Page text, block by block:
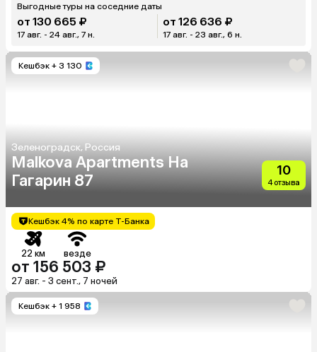
Выгодные туры на соседние даты
от 130 665 ₽
17 авг. - 24 авг., 7 н.
от 126 636 ₽
17 авг. - 23 авг., 6 н.
Кешбэк + 3 130
Зеленоградск, Россия
Malkova Apartments На
Гагарин 87
10
4 отзыва
Кешбэк 4% по карте Т-Банка
22 км везде
от 156 503 ₽
27 авг. - 3 сент., 7 ночей
Кешбэк + 1 958